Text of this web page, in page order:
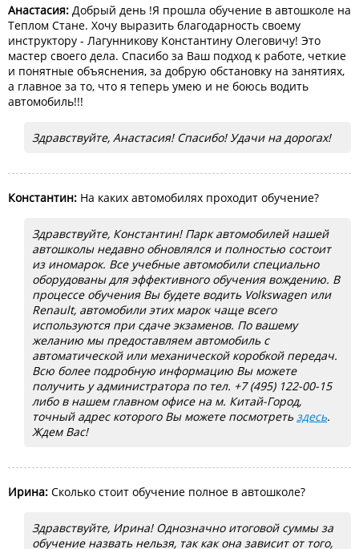
Анастасия: Добрый день !Я прошла обучение в автошколе на
Теплом Стане. Хочу выразить благодарность своему
инструктору - Лагунникову Константину Олеговичу! Это
мастер своего дела. Спасибо за Ваш подход к работе, четкие
и понятные объяснения, за добрую обстановку на занятиях,
а главное за то, что я теперь умею и не боюсь водить
автомобиль!!!
Здравствуйте, Анастасия! Спасибо! Удачи на дорогах!
Константин: На каких автомобилях проходит обучение?
Здравствуйте, Константин! Парк автомобилей нашей
автошколы недавно обновлялся и полностью состоит
из иномарок. Все учебные автомобили специально
оборудованы для эффективного обучения вождению. В
процессе обучения Вы будете водить Volkswagen или
Renault, автомобили этих марок чаще всего
используются при сдаче экзаменов. По вашему
желанию мы предоставляем автомобиль с
автоматической или механической коробкой передач.
Всю более подробную информацию Вы можете
получить у администратора по тел. +7 (495) 122-00-15
либо в нашем главном офисе на м. Китай-Город,
точный адрес которого Вы можете посмотреть здесь.
Ждем Вас!
Ирина: Сколько стоит обучение полное в автошколе?
Здравствуйте, Ирина! Однозначно итоговой суммы за
обучение назвать нельзя, так как она зависит от того,